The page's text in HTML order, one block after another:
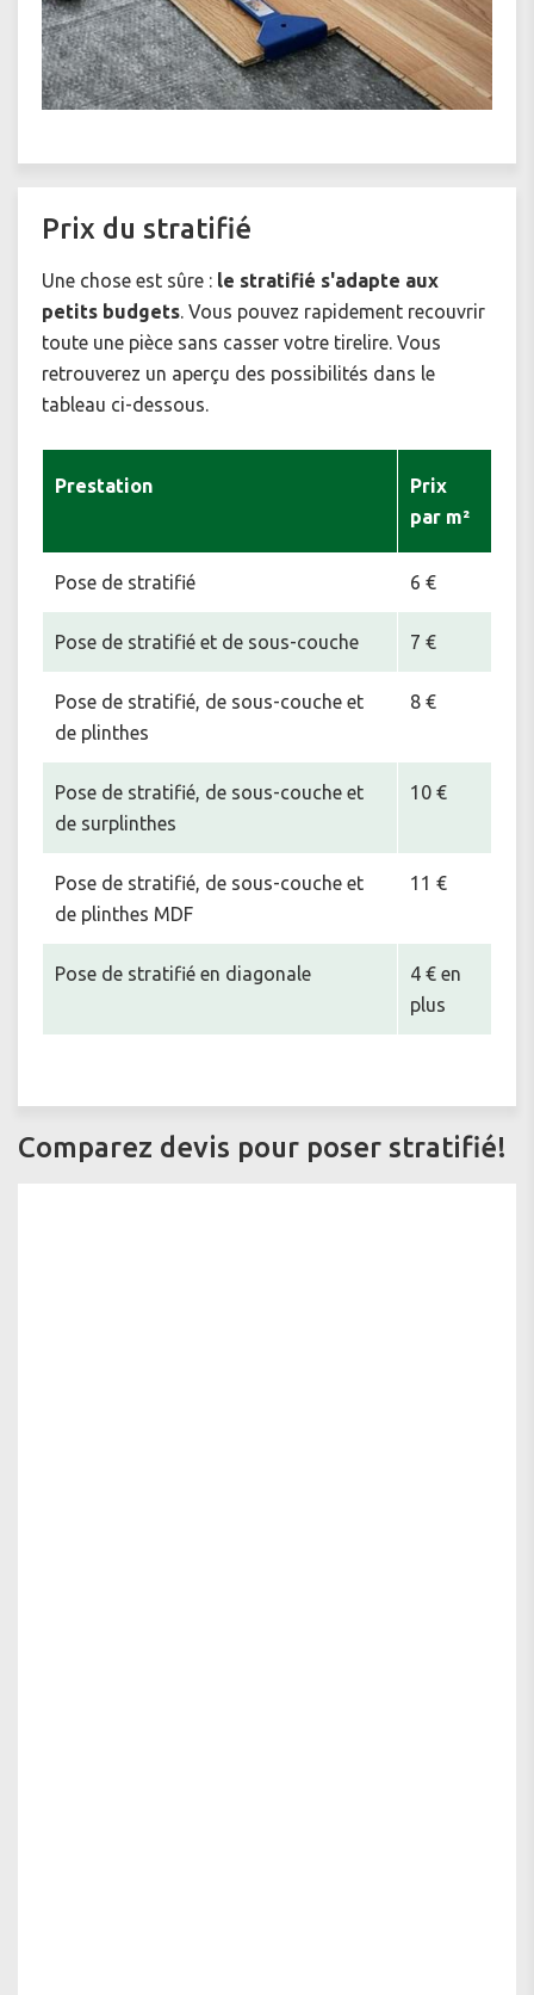
Prix du stratifié
Une chose est sûre : le stratifié s'adapte aux
petits budgets. Vous pouvez rapidement recouvrir
toute une pièce sans casser votre tirelire. Vous
retrouverez un aperçu des possibilités dans le
tableau ci-dessous.
Prestation
Prix
par m²
Pose de stratifié 6 €
Pose de stratifié et de sous-couche 7 €
Pose de stratifié, de sous-couche et
de plinthes
8 €
Pose de stratifié, de sous-couche et
de surplinthes
10 €
Pose de stratifié, de sous-couche et
de plinthes MDF
11 €
Pose de stratifié en diagonale
4 € en
plus
Comparez devis pour poser stratifié!